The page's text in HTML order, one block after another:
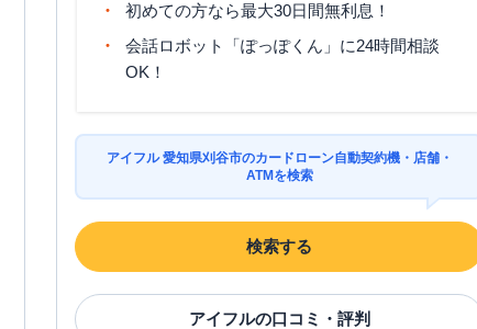
初めての方なら最大30日間無利息！
会話ロボット「ぽっぽくん」に24時間相談
OK！
アイフル 愛知県刈谷市のカードローン自動契約機・店舗・
ATMを検索
検索する
アイフルの口コミ・評判